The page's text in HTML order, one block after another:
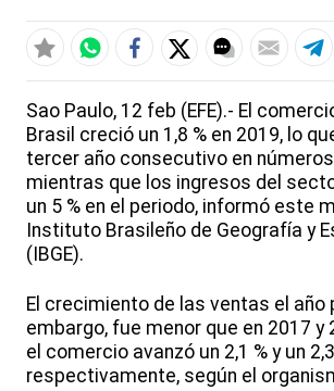
Sao Paulo, 12 feb (EFE).- El
Brasil creció un 1,8 % en 2019, lo
tercer año consecutivo en
mientras que los ingresos del
un 5 % en el periodo, informó este
Instituto Brasileño de Geografía y
(IBGE).
El crecimiento de las ventas el año
embargo, fue menor que en 2017 y
el comercio avanzó un 2,1 % y un
respectivamente, según el